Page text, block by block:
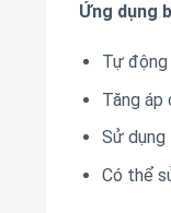
Ứng dụng
Tự
Tăng áp
Sử
Có thể